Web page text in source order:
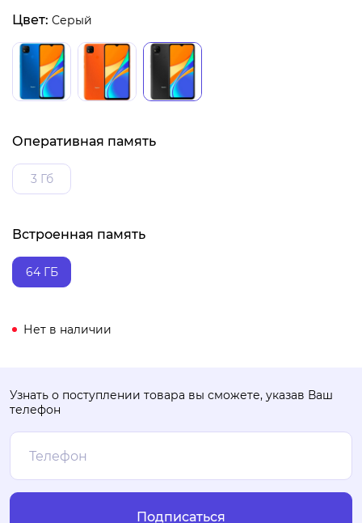
Цвет: Серый
Оперативная память
3 Гб
Встроенная память
64 ГБ
Узнать о поступлении товара вы сможете, указав Ваш
телефон
Нет в наличии